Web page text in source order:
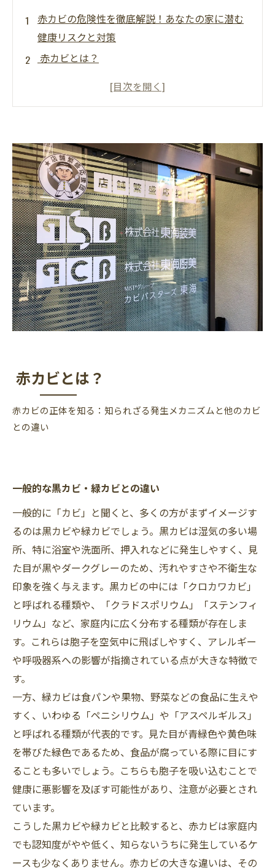
赤カビの危険性を徹底解説！あなたの家に潜む
健康リスクと対策
赤カビとは？
赤カビが発生しやすい場所
赤カビを予防する生活習慣
ＭＩＳＴ工法®カビバスターズ東海の取り組み
まとめ
赤カビとは？
赤カビの正体を知る：知られざる発生メカニズムと他のカビ
との違い
一般的な黒カビ・緑カビとの違い
一般的に「カビ」と聞くと、多くの方がまずイメージす
るのは黒カビや緑カビでしょう。黒カビは湿気の多い場
所、特に浴室や洗面所、押入れなどに発生しやすく、見
た目が黒やダークグレーのため、汚れやすさや不衛生な
印象を強く与えます。黒カビの中には「クロカワカビ」
と呼ばれる種類や、「クラドスポリウム」「ステンフィ
リウム」など、家庭内に広く分布する種類が存在しま
す。これらは胞子を空気中に飛ばしやすく、アレルギー
や呼吸器系への影響が指摘されている点が大きな特徴で
す。
一方、緑カビは食パンや果物、野菜などの食品に生えや
すく、いわゆる「ペニシリウム」や「アスペルギルス」
と呼ばれる種類が代表的です。見た目が青緑色や黄色味
を帯びた緑色であるため、食品が腐っている際に目にす
ることも多いでしょう。こちらも胞子を吸い込むことで
健康に悪影響を及ぼす可能性があり、注意が必要とされ
ています。
こうした黒カビや緑カビと比較すると、赤カビは家庭内
でも認知度がやや低く、知らないうちに発生しているケ
ースも少なくありません。赤カビの大きな違いは、その